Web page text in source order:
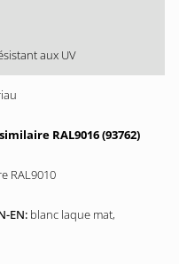
aux UV
RAL9016 (93762)
RAL9010
blanc laque mat,